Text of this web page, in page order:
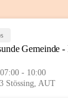
Gemeinde
- 10:00
Stössing, AUT